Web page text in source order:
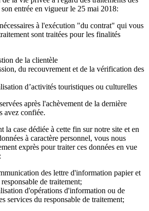
entrée en vigueur le 25 mai 2018:
à l'exécution "du contrat" qui vous
sont traitées pour les finalités
de la clientèle
du recouvrement et de la vérification des
d’activités touristiques ou culturelles
après l'achèvement de la dernière
avez confiée.
la case dédiée à cette fin sur notre site et en
à caractère personnel, vous nous
exprès pour traiter ces données en vue
des lettre d'information papier et
de traitement;
d'opérations d'information ou de
services du responsable de traitement;